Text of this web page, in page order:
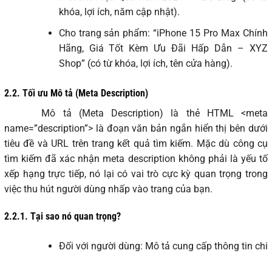
khóa, lợi ích, năm cập nhật).
Cho trang sản phẩm: “iPhone 15 Pro Max Chính
Hãng, Giá Tốt Kèm Ưu Đãi Hấp Dẫn – XYZ
Shop” (có từ khóa, lợi ích, tên cửa hàng).
2.2. Tối ưu Mô tả (Meta Description)
Mô tả (Meta Description) là thẻ HTML <meta
name=”description”> là đoạn văn bản ngắn hiển thị bên dưới
tiêu đề và URL trên trang kết quả tìm kiếm. Mặc dù công cụ
tìm kiếm đã xác nhận meta description không phải là yếu tố
xếp hạng trực tiếp, nó lại có vai trò cực kỳ quan trọng trong
việc thu hút người dùng nhấp vào trang của bạn.
2.2.1. Tại sao nó quan trọng?
Đối với người dùng: Mô tả cung cấp thông tin chi